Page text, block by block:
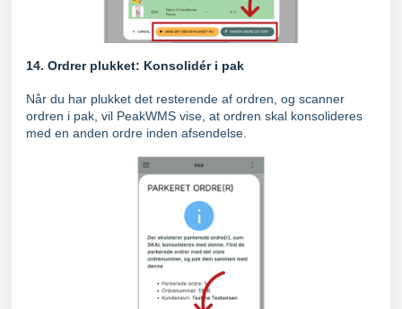
14. Ordrer plukket: Konsolidér i pak
Når du har plukket det resterende af ordren, og scanner
ordren i pak, vil PeakWMS vise, at ordren skal konsolideres
med en anden ordre inden afsendelse.